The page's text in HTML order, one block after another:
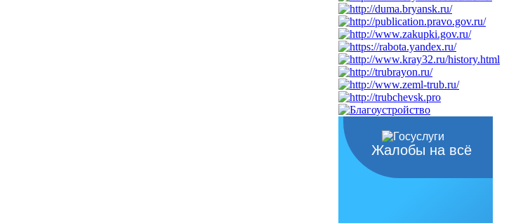
Жалобы на всё